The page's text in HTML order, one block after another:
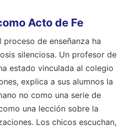
Acto de Fe
proceso de enseñanza ha
silenciosa. Un profesor de
estado vinculada al colegio
explica a sus alumnos la
no como una serie de
una lección sobre la
Los chicos escuchan,